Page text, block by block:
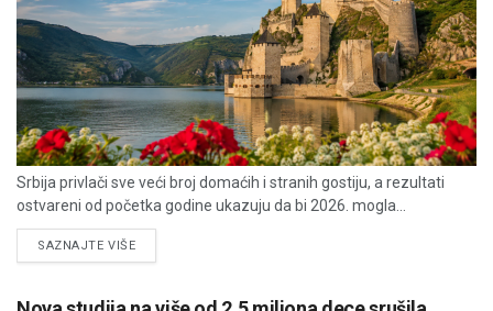
Srbija privlači sve veći broj domaćih i stranih gostiju, a rezultati
ostvareni od početka godine ukazuju da bi 2026. mogla...
SAZNAJTE VIŠEDETAILS